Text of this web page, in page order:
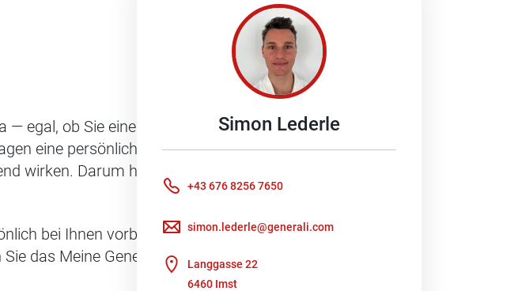
Simon Lederle
+43 676 8256 7650
simon.lederle@generali.com
Langgasse 22
6460 Imst
egal, ob Sie einen Schaden melden möchten oder ein
eine persönliche Beratung braucht. Denn besonders im
wirken. Darum helfe ich Ihnen gerne, Ihre Fragen zu
bei Ihnen vorbei oder wir kümmern uns um Ihre
das Meine Generali Kundenportal nutzen, um direkt mit